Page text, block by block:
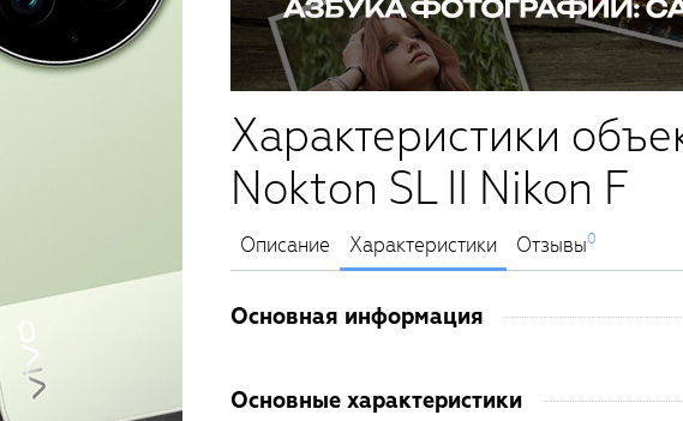
Характеристики
Nokton SL II Nikon F
Описание Характеристики Отзывы0
Основная информация
Основные характеристики